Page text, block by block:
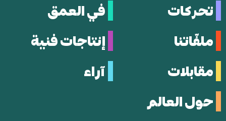
تحركات
في العمق
ملفّاتنا
إنتاجات فنية
مقابلات
آراء
حول العالم